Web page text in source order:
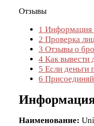
Отзывы
1 Информация
2 Проверка
3 Отзывы о
4 Как вывести
5 Если деньги
6
Информация
Наименование: